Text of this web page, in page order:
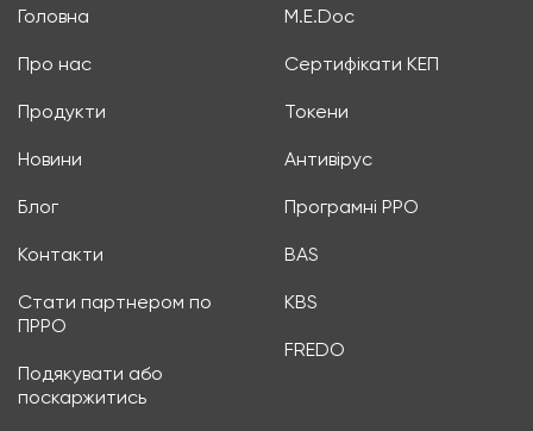
Головна
Про нас
Продукти
Новини
Блог
Контакти
Стати партнером по
ПРРО
Подякувати або
поскаржитись
M.E.Doc
Сертифікати КЕП
Токени
Антивірус
Програмні РРО
BAS
KBS
FREDO